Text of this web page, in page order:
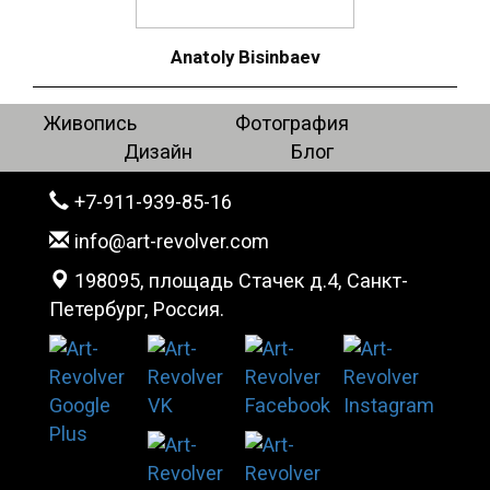
Anatoly Bisinbaev
Живопись
Фотография
Дизайн
Блог
+7-911-939-85-16
info@art-revolver.com
198095, площадь Стачек д.4, Санкт-
Петербург, Россия.